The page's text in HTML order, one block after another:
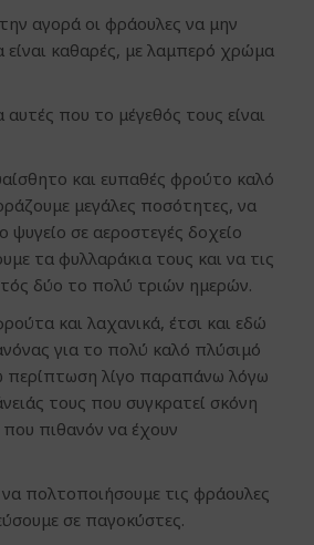
αγορά οι φράουλες να μην
είναι καθαρές, με λαμπερό χρώμα
που το μέγεθός τους είναι
και ευπαθές φρούτο καλό
μεγάλες ποσότητες, να
ψυγείο σε αεροστεγές δοχείο
τα φυλλαράκια τους και να τις
δύο το πολύ τριών ημερών.
και λαχανικά, έτσι και εδώ
για το πολύ καλό πλύσιμό
περίπτωση λίγο παραπάνω λόγω
τους που συγκρατεί σκόνη
που πιθανόν να έχουν
πολτοποιήσουμε τις φράουλες
σε παγοκύστες.